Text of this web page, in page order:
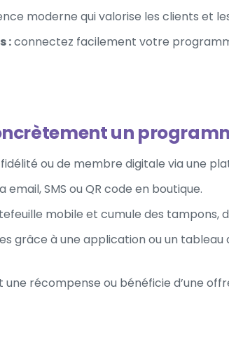
moderne qui valorise les clients et
:connectez facilement votre
un
ou de membre digitale via une
SMS ou QR code en boutique.
mobile et cumule des tampons,
grâce à une application ou un
récompense ou bénéficie d’une